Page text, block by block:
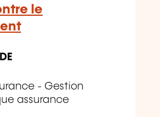
le
- Gestion
assurance